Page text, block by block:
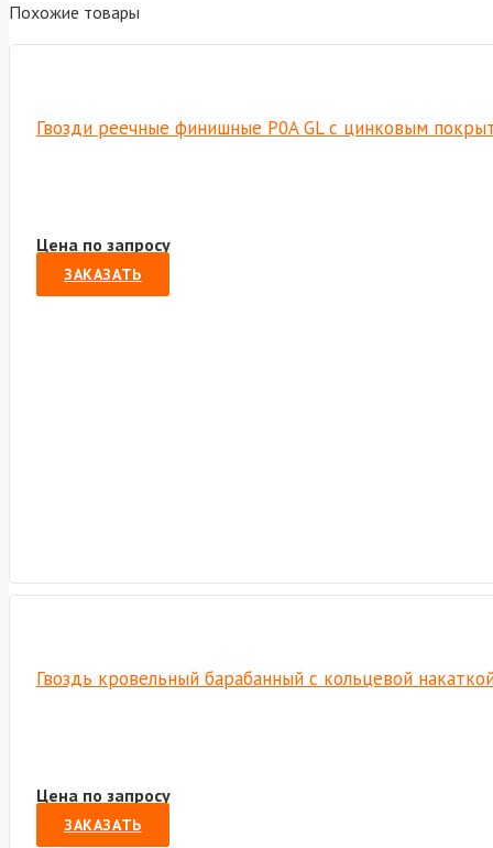
Похожие товары
Гвозди реечные финишные P0A GL с цинковым
Цена по запросу
ЗАКАЗАТЬ
Гвоздь кровельный барабанный с кольцевой
Цена по запросу
ЗАКАЗАТЬ